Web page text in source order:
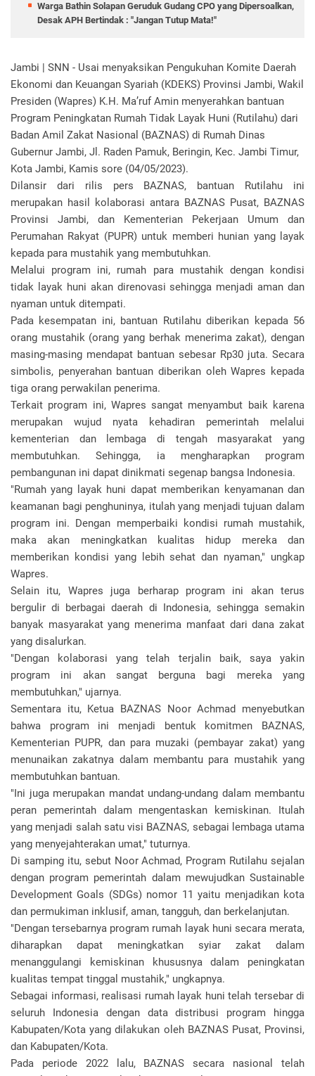
Warga Bathin Solapan Geruduk Gudang CPO yang Dipersoalkan,
Desak APH Bertindak : "Jangan Tutup Mata!"
Jambi | SNN - Usai menyaksikan Pengukuhan Komite Daerah
Ekonomi dan Keuangan Syariah (KDEKS) Provinsi Jambi, Wakil
Presiden (Wapres) K.H. Ma’ruf Amin menyerahkan bantuan
Program Peningkatan Rumah Tidak Layak Huni (Rutilahu) dari
Badan Amil Zakat Nasional (BAZNAS) di Rumah Dinas
Gubernur Jambi, Jl. Raden Pamuk, Beringin, Kec. Jambi Timur,
Kota Jambi, Kamis sore (04/05/2023).
Dilansir dari rilis pers BAZNAS, bantuan Rutilahu ini
merupakan hasil kolaborasi antara BAZNAS Pusat, BAZNAS
Provinsi Jambi, dan Kementerian Pekerjaan Umum dan
Perumahan Rakyat (PUPR) untuk memberi hunian yang layak
kepada para mustahik yang membutuhkan.
Melalui program ini, rumah para mustahik dengan kondisi
tidak layak huni akan direnovasi sehingga menjadi aman dan
nyaman untuk ditempati.
Pada kesempatan ini, bantuan Rutilahu diberikan kepada 56
orang mustahik (orang yang berhak menerima zakat), dengan
masing-masing mendapat bantuan sebesar Rp30 juta. Secara
simbolis, penyerahan bantuan diberikan oleh Wapres kepada
tiga orang perwakilan penerima.
Terkait program ini, Wapres sangat menyambut baik karena
merupakan wujud nyata kehadiran pemerintah melalui
kementerian dan lembaga di tengah masyarakat yang
membutuhkan. Sehingga, ia mengharapkan program
pembangunan ini dapat dinikmati segenap bangsa Indonesia.
"Rumah yang layak huni dapat memberikan kenyamanan dan
keamanan bagi penghuninya, itulah yang menjadi tujuan dalam
program ini. Dengan memperbaiki kondisi rumah mustahik,
maka akan meningkatkan kualitas hidup mereka dan
memberikan kondisi yang lebih sehat dan nyaman," ungkap
Wapres.
Selain itu, Wapres juga berharap program ini akan terus
bergulir di berbagai daerah di Indonesia, sehingga semakin
banyak masyarakat yang menerima manfaat dari dana zakat
yang disalurkan.
"Dengan kolaborasi yang telah terjalin baik, saya yakin
program ini akan sangat berguna bagi mereka yang
membutuhkan," ujarnya.
Sementara itu, Ketua BAZNAS Noor Achmad menyebutkan
bahwa program ini menjadi bentuk komitmen BAZNAS,
Kementerian PUPR, dan para muzaki (pembayar zakat) yang
menunaikan zakatnya dalam membantu para mustahik yang
membutuhkan bantuan.
"Ini juga merupakan mandat undang-undang dalam membantu
peran pemerintah dalam mengentaskan kemiskinan. Itulah
yang menjadi salah satu visi BAZNAS, sebagai lembaga utama
yang menyejahterakan umat," tuturnya.
Di samping itu, sebut Noor Achmad, Program Rutilahu sejalan
dengan program pemerintah dalam mewujudkan Sustainable
Development Goals (SDGs) nomor 11 yaitu menjadikan kota
dan permukiman inklusif, aman, tangguh, dan berkelanjutan.
"Dengan tersebarnya program rumah layak huni secara merata,
diharapkan dapat meningkatkan syiar zakat dalam
menanggulangi kemiskinan khususnya dalam peningkatan
kualitas tempat tinggal mustahik," ungkapnya.
Sebagai informasi, realisasi rumah layak huni telah tersebar di
seluruh Indonesia dengan data distribusi program hingga
Kabupaten/Kota yang dilakukan oleh BAZNAS Pusat, Provinsi,
dan Kabupaten/Kota.
Pada periode 2022 lalu, BAZNAS secara nasional telah